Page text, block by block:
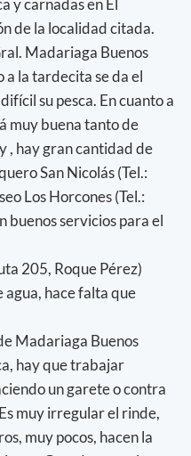
y carnadas en El
de la localidad citada.
Madariaga Buenos
la tardecita se da el
su pesca. En cuanto a
muy buena tanto de
, hay gran cantidad de
San Nicolás (Tel.:
Los Horcones (Tel.:
servicios para el
205, Roque Pérez)
agua, hace falta que
Madariaga Buenos
hay que trabajar
un garete o contra
muy irregular el rinde,
muy pocos, hacen la